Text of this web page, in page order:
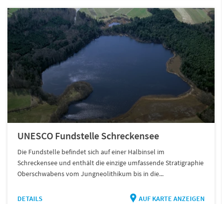
UNESCO Fundstelle Schreckensee
Die Fundstelle befindet sich auf einer Halbinsel im
Schreckensee und enthält die einzige umfassende Stratigraphie
Oberschwabens vom Jungneolithikum bis in die...
DETAILS AUF KARTE ANZEIGEN